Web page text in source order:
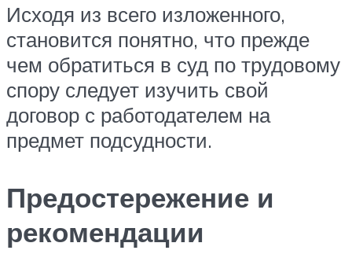
Исходя из всего изложенного,
становится понятно, что прежде
чем обратиться в суд по трудовому
спору следует изучить свой
договор с работодателем на
предмет подсудности.
Предостережение и
рекомендации